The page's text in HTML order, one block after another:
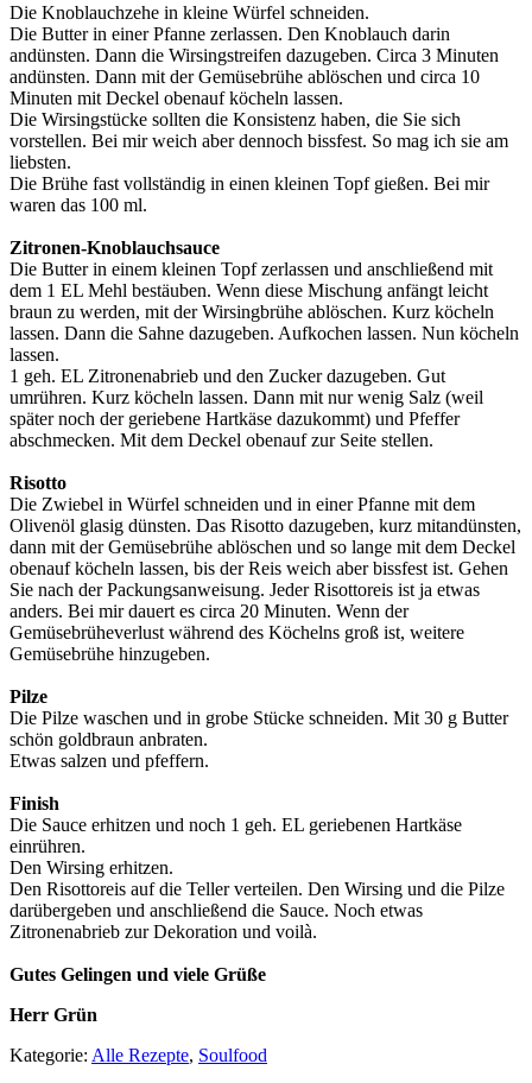
Die Knoblauchzehe in kleine Würfel schneiden.
Die Butter in einer Pfanne zerlassen. Den Knoblauch darin
andünsten. Dann die Wirsingstreifen dazugeben. Circa 3 Minuten
andünsten. Dann mit der Gemüsebrühe ablöschen und circa 10
Minuten mit Deckel obenauf köcheln lassen.
Die Wirsingstücke sollten die Konsistenz haben, die Sie sich
vorstellen. Bei mir weich aber dennoch bissfest. So mag ich sie am
liebsten.
Die Brühe fast vollständig in einen kleinen Topf gießen. Bei mir
waren das 100 ml.
Zitronen-Knoblauchsauce
Die Butter in einem kleinen Topf zerlassen und anschließend mit
dem 1 EL Mehl bestäuben. Wenn diese Mischung anfängt leicht
braun zu werden, mit der Wirsingbrühe ablöschen. Kurz köcheln
lassen. Dann die Sahne dazugeben. Aufkochen lassen. Nun köcheln
lassen.
1 geh. EL Zitronenabrieb und den Zucker dazugeben. Gut
umrühren. Kurz köcheln lassen. Dann mit nur wenig Salz (weil
später noch der geriebene Hartkäse dazukommt) und Pfeffer
abschmecken. Mit dem Deckel obenauf zur Seite stellen.
Risotto
Die Zwiebel in Würfel schneiden und in einer Pfanne mit dem
Olivenöl glasig dünsten. Das Risotto dazugeben, kurz mitandünsten,
dann mit der Gemüsebrühe ablöschen und so lange mit dem Deckel
obenauf köcheln lassen, bis der Reis weich aber bissfest ist. Gehen
Sie nach der Packungsanweisung. Jeder Risottoreis ist ja etwas
anders. Bei mir dauert es circa 20 Minuten. Wenn der
Gemüsebrüheverlust während des Köchelns groß ist, weitere
Gemüsebrühe hinzugeben.
Pilze
Die Pilze waschen und in grobe Stücke schneiden. Mit 30 g Butter
schön goldbraun anbraten.
Etwas salzen und pfeffern.
Finish
Die Sauce erhitzen und noch 1 geh. EL geriebenen Hartkäse
einrühren.
Den Wirsing erhitzen.
Den Risottoreis auf die Teller verteilen. Den Wirsing und die Pilze
darübergeben und anschließend die Sauce. Noch etwas
Zitronenabrieb zur Dekoration und voilà.
Gutes Gelingen und viele Grüße
Herr Grün
Kategorie: Alle Rezepte, Soulfood